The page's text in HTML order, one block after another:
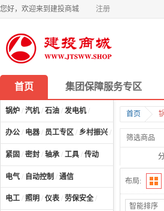
您好，欢迎来到建投商城 注册
首页 集团保障服务专区
锅炉 / 汽机/ 石油 / 发电机/
办公 / 电器 / 员工专区 / 乡村振兴 / 计算机及配件
紧固 / 密封 / 轴承 / 工具 / 传动
电气 / 自动控制 / 通信
电工 / 照明 / 仪表 / 劳保安全 /
首页
筛选商品
布局:
智能排序